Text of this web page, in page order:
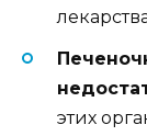
этих